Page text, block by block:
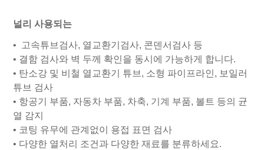
널리 사용되는
•
고속튜브검사, 열교환기검사, 콘덴서검사 등
• 결함 검사와 벽 두께 확인을 동시에 가능하게 합니다.
• 탄소강 및 비철 열교환기 튜브, 소형 파이프라인, 보일러
튜브 검사
• 항공기 부품, 자동차 부품, 차축, 기계 부품, 볼트 등의 균
열 감지
• 코팅 유무에 관계없이 용접 표면 검사
• 다양한 열처리 조건과 다양한 재료를 분류하세요.